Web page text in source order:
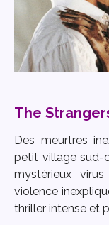
The
Des meurtres
petit village sud-
mystérieux
violence
thriller intense et